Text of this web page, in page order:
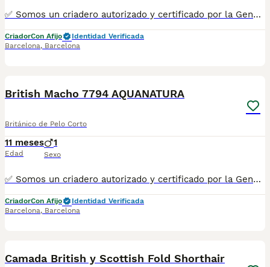
✅ Somos un criadero autorizado y certificado por la Generalitat de Catalunya bajo el número de Núcleo Zoológico G25/00314. PARA MÁS INFORMACIÓN: ☎️ 933095977 📱 685878504 / 674320847 💻 Más fotos y vídeos en nuestra web www.aquanatura.es 🚙 Hacemos envíos 📌 Calle Roger de Flor 45, muy cerca del Arc de Triomf de Barcelona, de Lunes a Sábados. Se entregan con la mayoría de sus vacunas, desparasitados interna y externamente, con microchip y su registro, cartilla sanitaria y contrato de garantías, documentación legal y factura. AQUANATURA
CriadorCon Afijo
Identidad Verificada
Barcelona, Barcelona
British Macho 7794 AQUANATURA
Británico de Pelo Corto
11 meses
Edad
1
Sexo
✅ Somos un criadero autorizado y certificado por la Generalitat de Catalunya bajo el número de Núcleo Zoológico G25/00314. PARA MÁS INFORMACIÓN: ☎️ 933095977 📱 685878504 / 674320847 💻 Más fotos y vídeos en nuestra web www.aquanatura.es 🚙 Hacemos envíos 📌 Calle Roger de Flor 45, muy cerca del Arc de Triomf de Barcelona, de Lunes a Sábados. Se entregan con la mayoría de sus vacunas, desparasitados interna y externamente, con microchip y su registro, cartilla sanitaria y contrato de garantías, documentación legal y factura. AQUANATURA
CriadorCon Afijo
Identidad Verificada
Barcelona, Barcelona
Camada British y Scottish Fold Shorthair